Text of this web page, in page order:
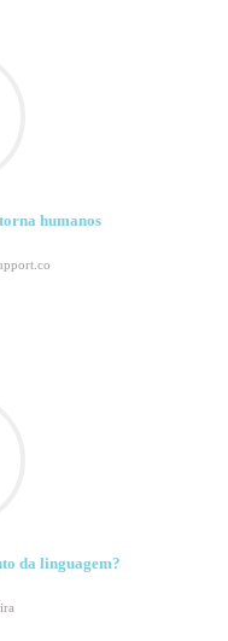
humanos
da linguagem?